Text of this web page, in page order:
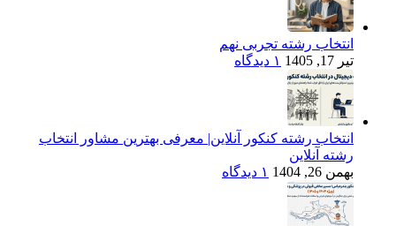
انتخاب رشته تجربی نهم
تیر 17, 1405
۱ دیدگاه
انتخاب رشته کنکور آنلاین| معرفی بهترین مشاور انتخاب
رشته آنلاین
بهمن 26, 1404
۱ دیدگاه